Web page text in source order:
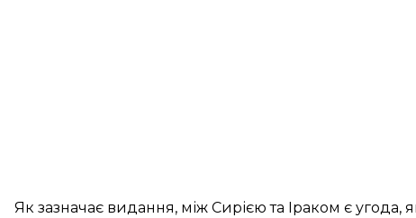
Як зазначає видання, між Сирією та Іраком є угода,